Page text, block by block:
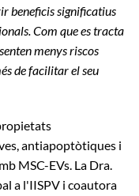
beneficis significatius
Com que es tracta
menys riscos
de facilitar el seu
antiapoptòtiques i
MSC-EVs. La Dra.
a l'IISPV i coautora